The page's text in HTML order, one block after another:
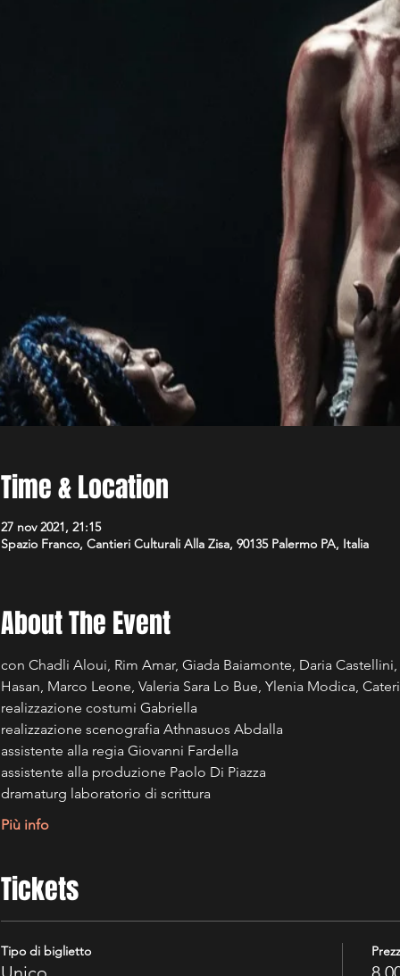
Time & Location
27 nov 2021, 21:15
Spazio Franco, Cantieri Culturali Alla Zisa, 90135 Palermo PA, Italia
About The Event
con Chadli Aloui, Rim Amar, Giada Baiamonte, Daria
Hasan, Marco Leone, Valeria Sara Lo Bue, Ylenia Modica,
realizzazione costumi Gabriella
realizzazione scenografia Athnasuos Abdalla
assistente alla regia Giovanni Fardella
assistente alla produzione Paolo Di Piazza
dramaturg laboratorio di scrittura
Più info
Tickets
Tipo di biglietto